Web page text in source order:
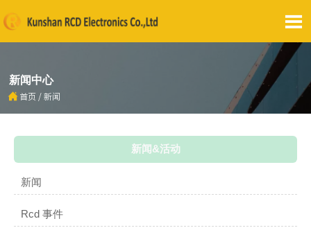

新闻中心
 首页 / 新闻
新闻&活动
新闻
Rcd 事件